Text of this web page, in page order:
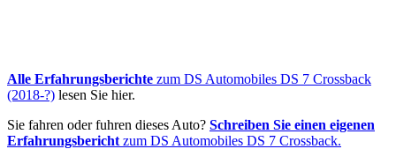
Alle Erfahrungsberichte zum DS Automobiles DS 7 Crossback
(2018-?) lesen Sie hier.
Sie fahren oder fuhren dieses Auto? Schreiben Sie einen eigenen
Erfahrungsbericht zum DS Automobiles DS 7 Crossback.